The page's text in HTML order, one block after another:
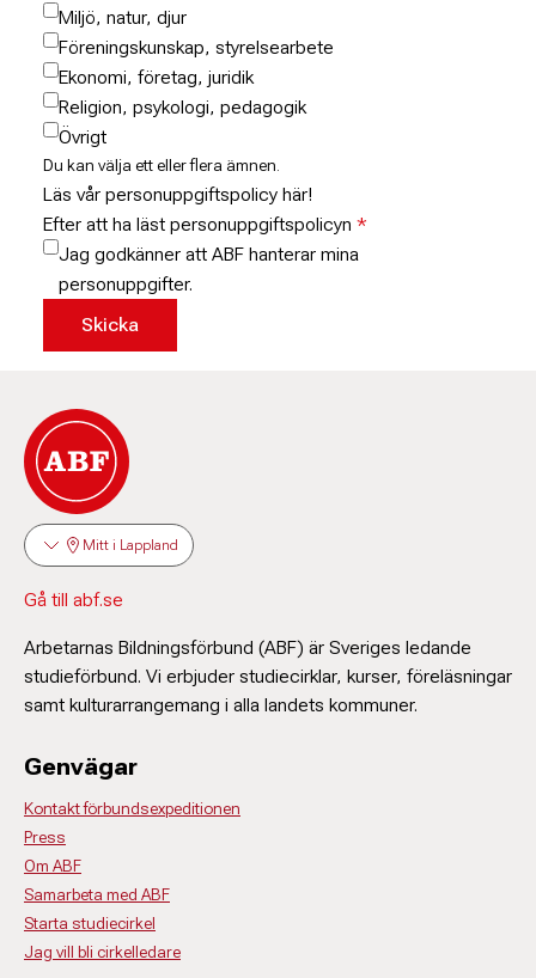
Miljö, natur, djur
Föreningskunskap, styrelsearbete
Ekonomi, företag, juridik
Religion, psykologi, pedagogik
Övrigt
Du kan välja ett eller flera ämnen.
Läs vår personuppgiftspolicy här!
Efter att ha läst personuppgiftspolicyn
Jag godkänner att ABF hanterar mina
personuppgifter.
Mitt i Lappland
Gå till abf.se
Arbetarnas Bildningsförbund (ABF) är Sveriges ledande
studieförbund. Vi erbjuder studiecirklar, kurser, föreläsningar
samt kulturarrangemang i alla landets kommuner.
Genvägar
Kontakt förbundsexpeditionen
Press
Om ABF
Samarbeta med ABF
Starta studiecirkel
Jag vill bli cirkelledare